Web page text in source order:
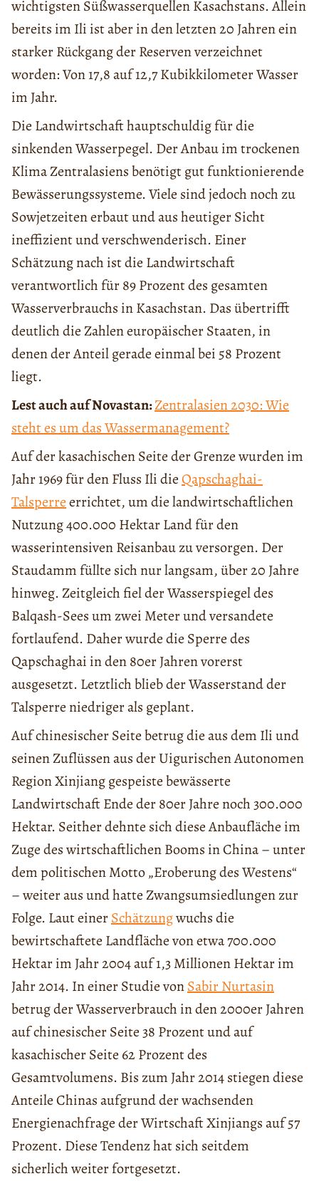
wichtigsten Süßwasserquellen Kasachstans. Allein
bereits im Ili ist aber in den letzten 20 Jahren ein
starker Rückgang der Reserven verzeichnet
worden: Von 17,8 auf 12,7 Kubikkilometer Wasser
im Jahr.
Die Landwirtschaft hauptschuldig für die
sinkenden Wasserpegel. Der Anbau im trockenen
Klima Zentralasiens benötigt gut funktionierende
Bewässerungssysteme. Viele sind jedoch noch zu
Sowjetzeiten erbaut und aus heutiger Sicht
ineffizient und verschwenderisch. Einer
Schätzung nach ist die Landwirtschaft
verantwortlich für 89 Prozent des gesamten
Wasserverbrauchs in Kasachstan. Das übertrifft
deutlich die Zahlen europäischer Staaten, in
denen der Anteil gerade einmal bei 58 Prozent
liegt.
Lest auch auf Novastan:Zentralasien 2030: Wie
steht es um das Wassermanagement?
Auf der kasachischen Seite der Grenze wurden im
Jahr 1969 für den Fluss Ili dieQapschaghai-
Talsperreerrichtet, um die landwirtschaftlichen
Nutzung 400.000 Hektar Land für den
wasserintensiven Reisanbau zu versorgen. Der
Staudamm füllte sich nur langsam, über 20 Jahre
hinweg. Zeitgleich fiel der Wasserspiegel des
Balqash-Sees um zwei Meter und versandete
fortlaufend. Daher wurde die Sperre des
Qapschaghai in den 80er Jahren vorerst
ausgesetzt. Letztlich blieb der Wasserstand der
Talsperre niedriger als geplant.
Auf chinesischer Seite betrug die aus dem Ili und
seinen Zuflüssen aus der Uigurischen Autonomen
Region Xinjiang gespeiste bewässerte
Landwirtschaft Ende der 80er Jahre noch 300.000
Hektar. Seither dehnte sich diese Anbaufläche im
Zuge des wirtschaftlichen Booms in China – unter
dem politischen Motto „Eroberung des Westens“
– weiter aus und hatte Zwangsumsiedlungen zur
Folge. Laut einerSchätzungwuchs die
bewirtschaftete Landfläche von etwa 700.000
Hektar im Jahr 2004 auf 1,3 Millionen Hektar im
Jahr 2014. In einer Studie vonSabir Nurtasin
betrug der Wasserverbrauch in den 2000er Jahren
auf chinesischer Seite 38 Prozent und auf
kasachischer Seite 62 Prozent des
Gesamtvolumens. Bis zum Jahr 2014 stiegen diese
Anteile Chinas aufgrund der wachsenden
Energienachfrage der Wirtschaft Xinjiangs auf 57
Prozent. Diese Tendenz hat sich seitdem
sicherlich weiter fortgesetzt.